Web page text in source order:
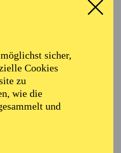
sicher,
Cookies
zu
wie die
und